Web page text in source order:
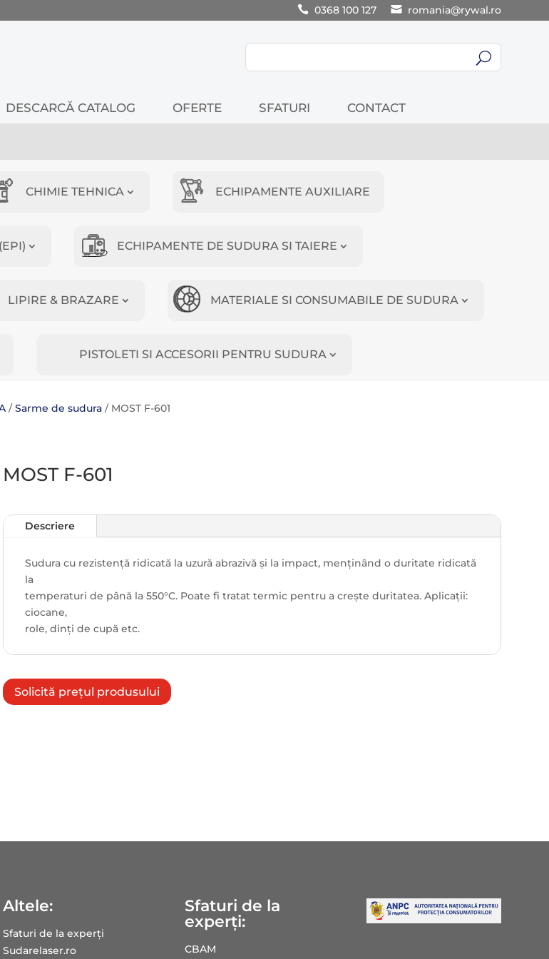
0368 100 127 romania@rywal.ro
U
DESCARCĂ CATALOG OFERTE SFATURI CONTACT
CHIMIE TEHNICA ECHIPAMENTE AUXILIARE
ECHIPAMENTE DE SUDURA SI TAIERE
LIPIRE & BRAZARE MATERIALE SI CONSUMABILE DE SUDURA
PISTOLETI SI ACCESORII PENTRU SUDURA
/Sarme de sudura / MOST F-601
MOST F-601
Descriere
Sudura cu rezistență ridicată la uzură abrazivă și la impact, menținând o duritate ridicată
la
temperaturi de până la 550°C. Poate fi tratat termic pentru a crește duritatea. Aplicații:
ciocane,
role, dinți de cupă etc.
Solicită prețul produsului
Altele:
Sfaturi de la experți
Sudarelaser.ro
Sfaturi de la
experți:
CBAM